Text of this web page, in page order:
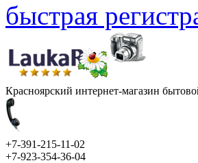
быстрая
Красноярский интернет-магазин
+7-391-215-11-02
+7-923-354-36-04